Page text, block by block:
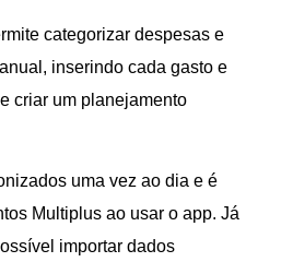
categorizar despesas e
inserindo cada gasto e
criar um planejamento
uma vez ao dia e é
Multiplus ao usar o app. Já
importar dados